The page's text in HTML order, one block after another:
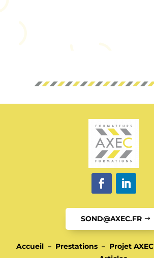
SOND@AXEC.FR
Accueil – Prestations – Projet AXEC